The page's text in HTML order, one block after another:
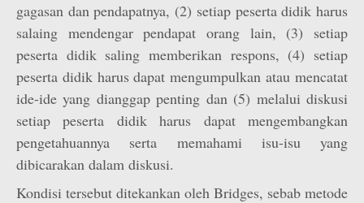
gagasan dan pendapatnya, (2) setiap peserta didik harus
salaing mendengar pendapat orang lain, (3) setiap
peserta didik saling memberikan respons, (4) setiap
peserta didik harus dapat mengumpulkan atau mencatat
ide-ide yang dianggap penting dan (5) melalui diskusi
setiap peserta didik harus dapat mengembangkan
pengetahuannya serta memahami isu-isu yang
dibicarakan dalam diskusi.
Kondisi tersebut ditekankan oleh Bridges, sebab metode